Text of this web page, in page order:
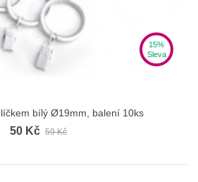
15%
Sleva
bílý Ø19mm, balení 10ks
50 Kč 59 Kč